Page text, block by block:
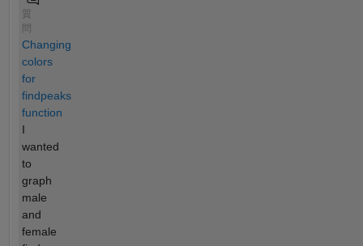
質
Changing
colors
for
findpeaks
function
I
wanted
to
graph
male
and
female